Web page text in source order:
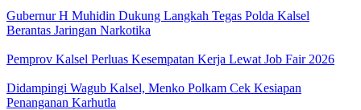
Gubernur H Muhidin Dukung Langkah Tegas Polda Kalsel
Berantas Jaringan Narkotika
Pemprov Kalsel Perluas Kesempatan Kerja Lewat Job Fair 2026
Didampingi Wagub Kalsel, Menko Polkam Cek Kesiapan
Penanganan Karhutla